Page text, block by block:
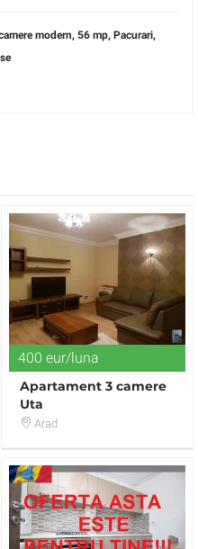
modern, 56 mp, Pacurari,
400 eur/luna
Apartament 3 camere
Uta
Arad